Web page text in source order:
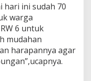
hari ini sudah 70
warga
6 untuk
mudahan
harapannya agar